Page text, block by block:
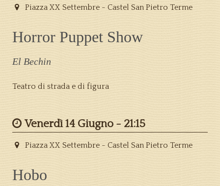
Piazza XX Settembre - Castel San Pietro Terme
Horror Puppet Show
El Bechin
Teatro di strada e di figura
Venerdì 14 Giugno - 21:15
Piazza XX Settembre - Castel San Pietro Terme
Hobo